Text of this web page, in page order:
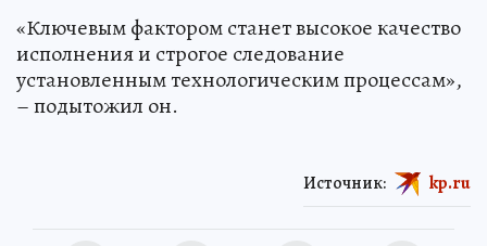
«Ключевым фактором станет высокое качество
исполнения и строгое следование
установленным технологическим процессам»,
– подытожил он.
Источник: kp.ru